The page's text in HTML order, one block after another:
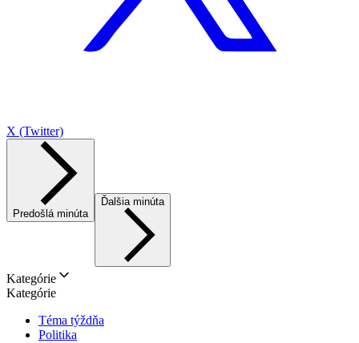
X (Twitter)
Predošlá minúta
Ďalšia minúta
Kategórie
Kategórie
Téma týždňa
Politika